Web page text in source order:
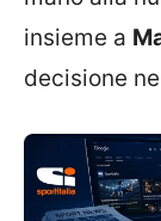
insieme a
decisione